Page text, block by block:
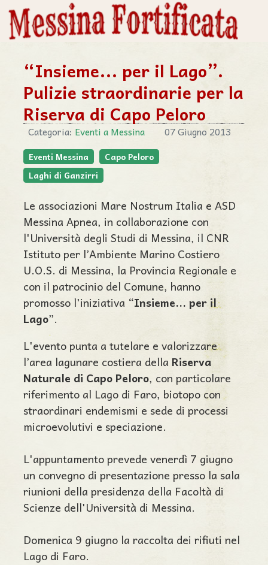
“Insieme... per il Lago”.
Pulizie straordinarie per la
Riserva di Capo Peloro
Categoria: Eventi a Messina 07 Giugno 2013
Eventi Messina
Capo Peloro
Laghi di Ganzirri
Le associazioni Mare Nostrum Italia e ASD
Messina Apnea, in collaborazione con
l'Università degli Studi di Messina, il CNR
Istituto per l’Ambiente Marino Costiero
U.O.S. di Messina, la Provincia Regionale e
con il patrocinio del Comune, hanno
promosso l'iniziativa “Insieme... per il
Lago”.
L'evento punta a tutelare e valorizzare
l’area lagunare costiera della Riserva
Naturale di Capo Peloro, con particolare
riferimento al Lago di Faro, biotopo con
straordinari endemismi e sede di processi
microevolutivi e speciazione.
L'appuntamento prevede venerdì 7 giugno
un convegno di presentazione presso la sala
riunioni della presidenza della Facoltà di
Scienze dell'Università di Messina.
Domenica 9 giugno la raccolta dei rifiuti nel
Lago di Faro.